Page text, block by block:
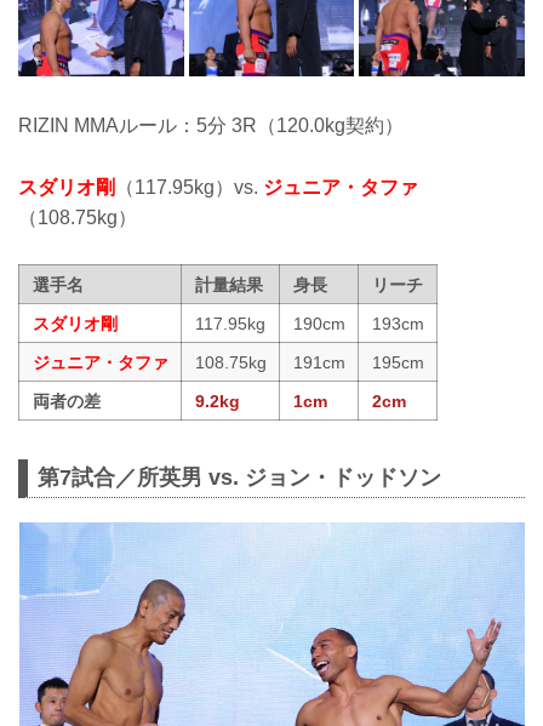
RIZIN MMAルール：5分 3R（120.0kg契約）
スダリオ剛 （117.95kg）vs. ジュニア・タファ
（108.75kg）
選手名 計量結果 身長
リーチ
スダリオ剛
117.95kg 190cm
193cm
ジュニア・タファ
108.75kg 191cm
195cm
両者の差
9.2kg 1cm 2cm
第7試合／所英男 vs. ジョン・ドッドソン